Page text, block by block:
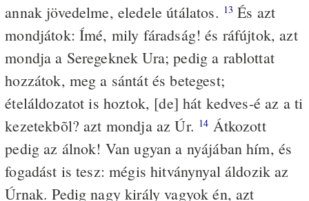
annak jövedelme, eledele útálatos. 13 És azt
mondjátok: Ímé, mily fáradság! és ráfújtok, azt
mondja a Seregeknek Ura; pedig a rablottat
hozzátok, meg a sántát és betegest;
ételáldozatot is hoztok, [de] hát kedves-é az a ti
kezetekbõl? azt mondja az Úr. 14 Átkozott
pedig az álnok! Van ugyan a nyájában hím, és
fogadást is tesz: mégis hitványnyal áldozik az
Úrnak. Pedig nagy király vagyok én, azt